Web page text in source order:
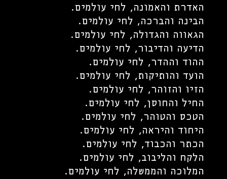
האדרת והאמונה, לחי עולמים.
הבינה והברכה, לחי עולמים.
הגאווה והגדולה, לחי עולמים.
הדיעה והדיבור, לחי עולמים.
ההוד וההדר, לחי עולמים.
הועד והותיקות, לחי עולמים.
הזיו והזוהר, לחי עולמים.
החיל והחוסן, לחי עולמים.
הטכס והטוהר, לחי עולמים.
היחוד והיראה, לחי עולמים.
הכתר והכבוד, לחי עולמים.
הלקח והליבוב, לחי עולמים.
המלוכה והממשלה, לחי עולמים.